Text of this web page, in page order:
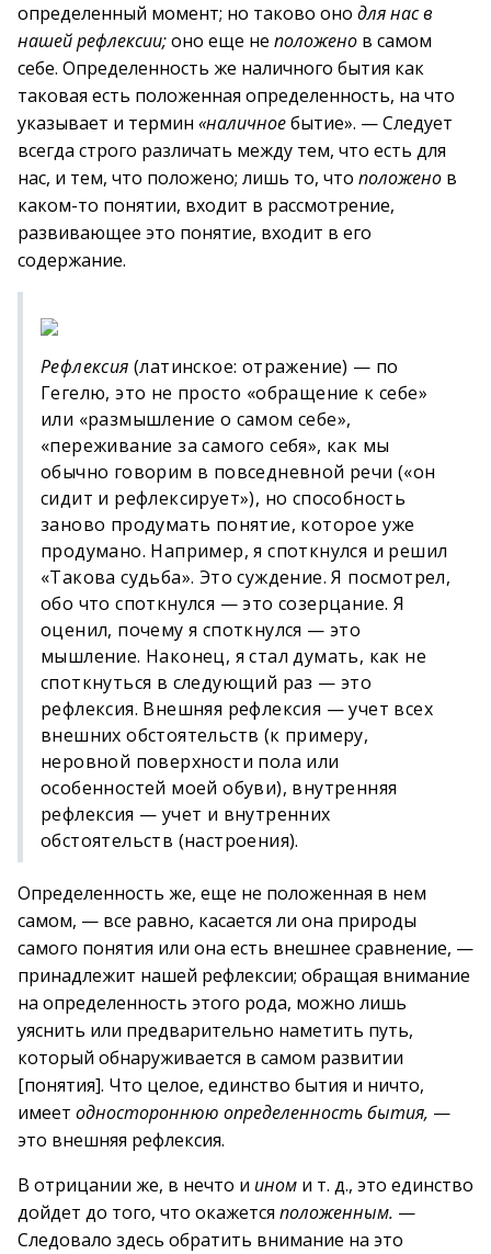
определенный момент; но таково оно для нас в
нашей рефлексии;оно еще не положено в самом
себе. Определенность же наличного бытия как
таковая есть положенная определенность, на что
указывает и термин «наличноебытие». — Следует
всегда строго различать между тем, что есть для
нас, и тем, что положено; лишь то, что положено в
каком-то понятии, входит в рассмотрение,
развивающее это понятие, входит в его
содержание.
Рефлексия (латинское: отражение) — по
Гегелю, это не просто «обращение к себе»
или «размышление о самом себе»,
«переживание за самого себя», как мы
обычно говорим в повседневной речи («он
сидит и рефлексирует»), но способность
заново продумать понятие, которое уже
продумано. Например, я споткнулся и решил
«Такова судьба». Это суждение. Я посмотрел,
обо что споткнулся — это созерцание. Я
оценил, почему я споткнулся — это
мышление. Наконец, я стал думать, как не
споткнуться в следующий раз — это
рефлексия. Внешняя рефлексия — учет всех
внешних обстоятельств (к примеру,
неровной поверхности пола или
особенностей моей обуви), внутренняя
рефлексия — учет и внутренних
обстоятельств (настроения).
Определенность же, еще не положенная в нем
самом, — все равно, касается ли она природы
самого понятия или она есть внешнее сравнение, —
принадлежит нашей рефлексии; обращая внимание
на определенность этого рода, можно лишь
уяснить или предварительно наметить путь,
который обнаруживается в самом развитии
[понятия]. Что целое, единство бытия и ничто,
имеет одностороннюю определенность бытия, —
это внешняя рефлексия.
В отрицании же, в нечто и ином и т. д., это единство
дойдет до того, что окажется положенным. —
Следовало здесь обратить внимание на это